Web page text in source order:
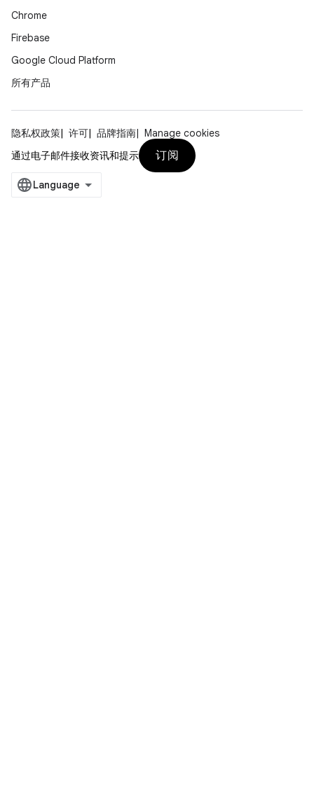
Chrome
Firebase
Google Cloud Platform
所有产品
隐私权政策 许可 品牌指南
Manage cookies
通过电子邮件接收资讯和提示
订阅